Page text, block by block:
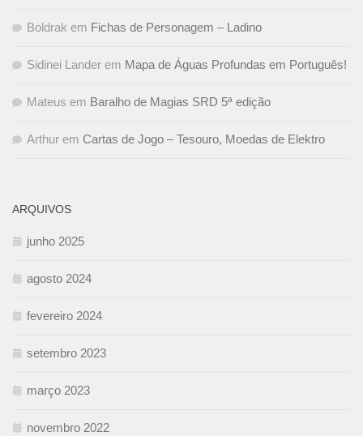
Boldrak em Fichas de Personagem – Ladino
Sidinei Lander em Mapa de Águas Profundas em Português!
Mateus em Baralho de Magias SRD 5ª edição
Arthur em Cartas de Jogo – Tesouro, Moedas de Elektro
ARQUIVOS
junho 2025
agosto 2024
fevereiro 2024
setembro 2023
março 2023
novembro 2022